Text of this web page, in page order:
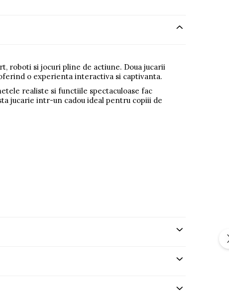
roboti si jocuri pline de actiune. Doua jucarii
o experienta interactiva si captivanta.
realiste si functiile spectaculoase fac
jucarie intr-un cadou ideal pentru copiii de